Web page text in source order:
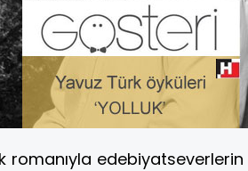
romanıyla edebiyatseverlerin